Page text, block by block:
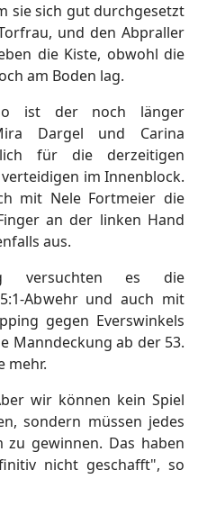
sie sich gut durchgesetzt
und den Abpraller
die Kiste, obwohl die
am Boden lag.
ist der noch länger
Dargel und Carina
für die derzeitigen
im Innenblock.
mit Nele Fortmeier die
an der linken Hand
aus.
versuchten es die
Abwehr und auch mit
gegen Everswinkels
Manndeckung ab der 53.
mehr.
wir können kein Spiel
sondern müssen jedes
gewinnen. Das haben
nicht geschafft", so